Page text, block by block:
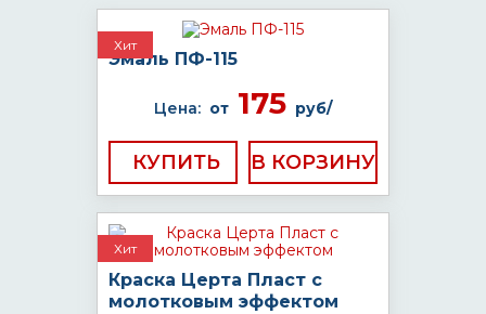
Хит
Эмаль ПФ-115
Цена: от 175 руб/
КУПИТЬ
Хит
Краска Церта Пласт с
молотковым эффектом